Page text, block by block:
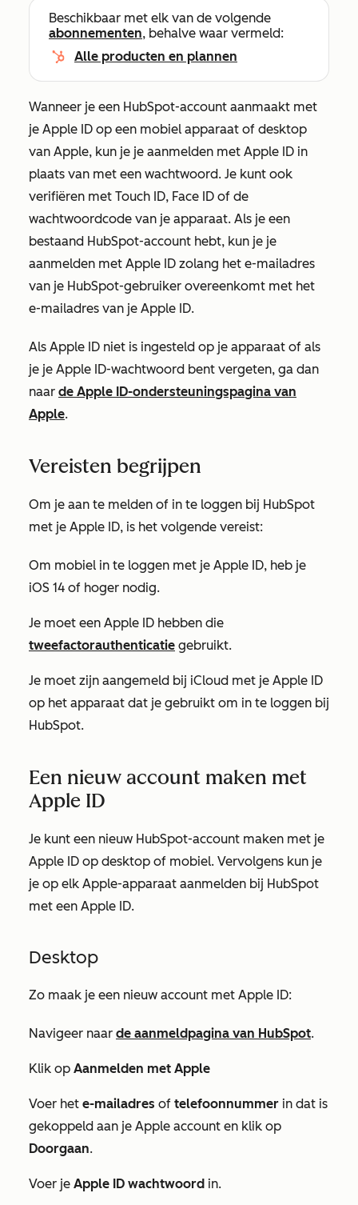
Beschikbaar met elk van de volgende
abonnementen, behalve waar vermeld:
Alle producten en plannen
Wanneer je een HubSpot-account aanmaakt met
je Apple ID op een mobiel apparaat of desktop
van Apple, kun je je aanmelden met Apple ID in
plaats van met een wachtwoord. Je kunt ook
verifiëren met Touch ID, Face ID of de
wachtwoordcode van je apparaat. Als je een
bestaand HubSpot-account hebt, kun je je
aanmelden met Apple ID zolang het e-mailadres
van je HubSpot-gebruiker overeenkomt met het
e-mailadres van je Apple ID.
Als Apple ID niet is ingesteld op je apparaat of als
je je Apple ID-wachtwoord bent vergeten, ga dan
naar de Apple ID-ondersteuningspagina van
Apple.
Vereisten begrijpen
Om je aan te melden of in te loggen bij HubSpot
met je Apple ID, is het volgende vereist:
Om mobiel in te loggen met je Apple ID, heb je
iOS 14 of hoger nodig.
Je moet een Apple ID hebben die
tweefactorauthenticatie gebruikt.
Je moet zijn aangemeld bij iCloud met je Apple ID
op het apparaat dat je gebruikt om in te loggen bij
HubSpot.
Een nieuw account maken met
Apple ID
Je kunt een nieuw HubSpot-account maken met je
Apple ID op desktop of mobiel. Vervolgens kun je
je op elk Apple-apparaat aanmelden bij HubSpot
met een Apple ID.
Desktop
Zo maak je een nieuw account met Apple ID:
Navigeer naar de aanmeldpagina van HubSpot.
Klik op Aanmelden met Apple
Voer het e-mailadres of telefoonnummer in dat is
gekoppeld aan je Apple account en klik op
Doorgaan.
Voer je Apple ID wachtwoord in.